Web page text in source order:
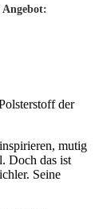
Angebot:
der
mutig
Doch das ist
Seine